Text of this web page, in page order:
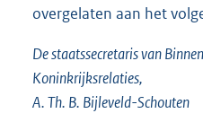
overgelaten aan het
De staatssecretaris van
Koninkrijksrelaties,
A. Th. B. Bijleveld-Schouten